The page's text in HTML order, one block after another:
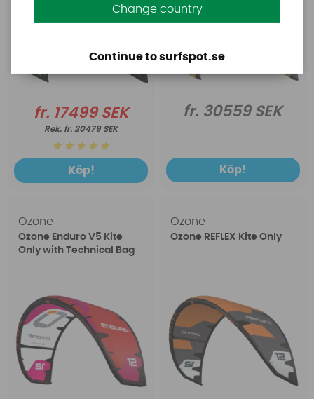
fr. 17499 SEK
fr. 20479 SEK
Köp!
fr. 30559 SEK
Köp!
Ozone
Ozone Enduro V5 Kite
Only with Technical Bag
Ozone
Ozone REFLEX Kite Only
Change country
Continue to surfspot.se